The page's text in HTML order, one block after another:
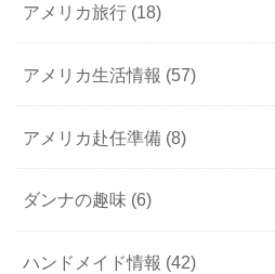
アメリカ旅行 (18)
アメリカ生活情報 (57)
アメリカ赴任準備 (8)
ダンナの趣味 (6)
ハンドメイド情報 (42)